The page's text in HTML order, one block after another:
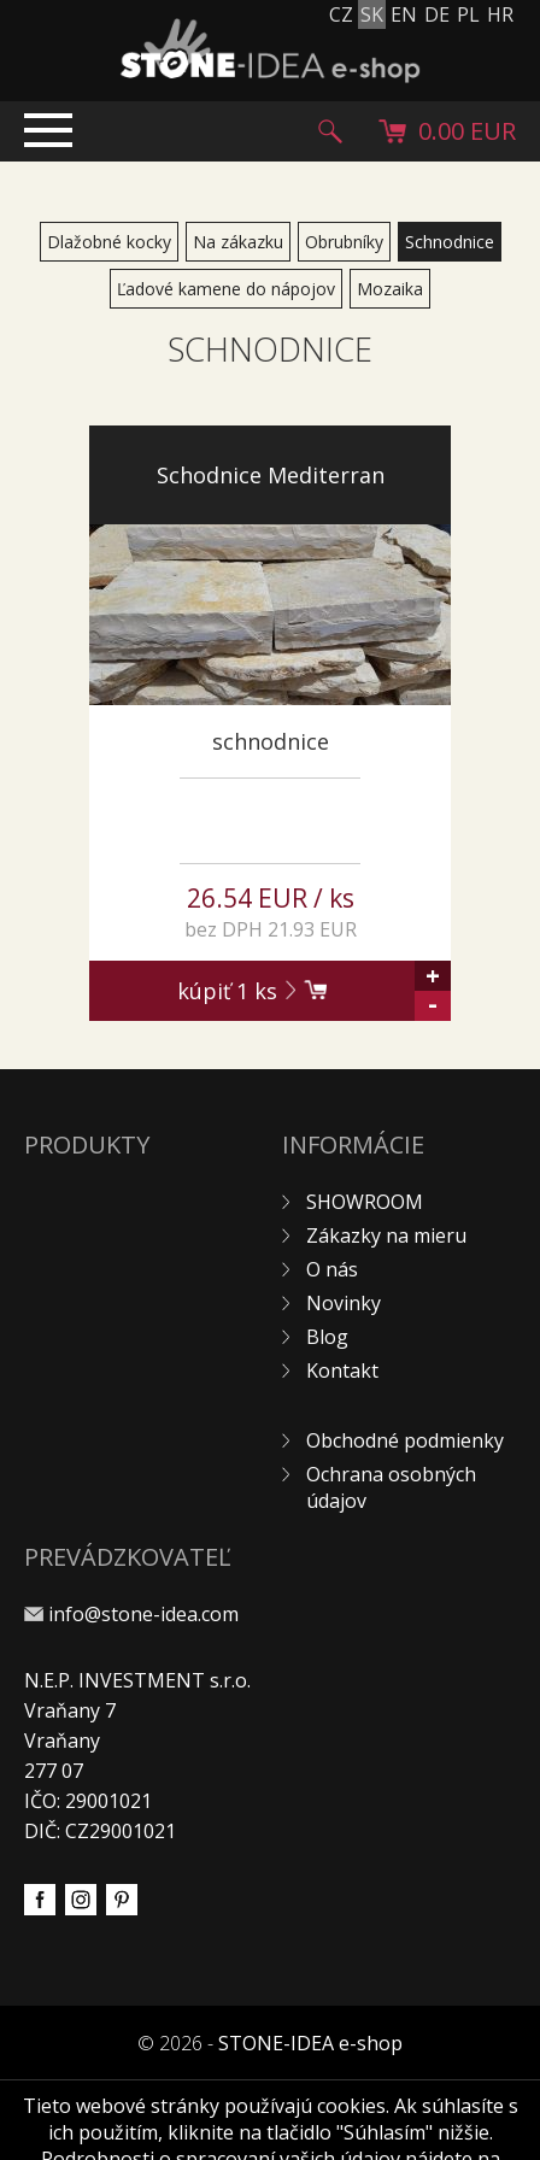
CZ SK EN DE PL HR
PRODUKTY
Kamenný koberec
Kamenné dlažby a obklady
Ohrúhliaky, kamienky, granulát
Výrobky z kameňa
Creative Floor
Terazzo
ZÁKAZKY NA MIERU
NOVINKY
SHOWROOM
KONTAKT
0.00 EUR
Dlažobné kocky Na zákazku Obrubníky Schnodnice
Ľadové kamene do nápojov Mozaika
SCHNODNICE
Schodnice Mediterran
schnodnice
26.54 EUR / ks
bez DPH 21.93 EUR
kúpiť1 ks
+
-
PRODUKTY INFORMÁCIE
SHOWROOM
Zákazky na mieru
O nás
Novinky
Blog
Kontakt
Obchodné podmienky
Ochrana osobných
údajov
PREVÁDZKOVATEĽ
info@stone-idea.com
N.E.P. INVESTMENT s.r.o.
Vraňany 7
Vraňany
277 07
IČO: 29001021
DIČ: CZ29001021
© 2026 -STONE-IDEA e-shop
Tieto webové stránky používajú cookies. Ak súhlasíte s
ich použitím, kliknite na tlačidlo "Súhlasím" nižšie.